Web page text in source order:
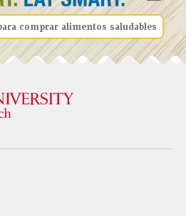
comprar alimentos saludables